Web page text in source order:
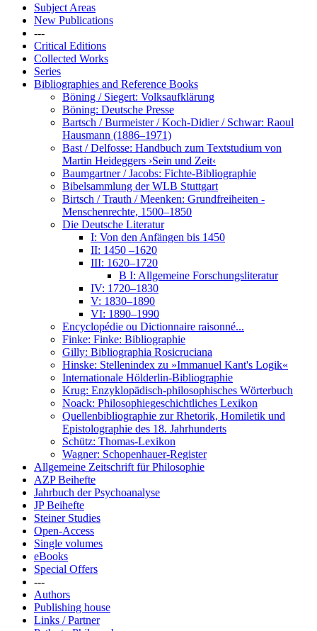
Subject Areas
New Publications
---
Critical Editions
Collected Works
Series
Bibliographies and Reference Books
Böning / Siegert: Volksaufklärung
Böning: Deutsche Presse
Bartsch / Burmeister / Koch-Didier / Schwar: Raoul
Hausmann (1886–1971)
Bast / Delfosse: Handbuch zum Textstudium von
Martin Heideggers ›Sein und Zeit‹
Baumgartner / Jacobs: Fichte-Bibliographie
Bibelsammlung der WLB Stuttgart
Birtsch / Trauth / Meenken: Grundfreiheiten -
Menschenrechte, 1500–1850
Die Deutsche Literatur
I: Von den Anfängen bis 1450
II: 1450 –1620
III: 1620–1720
B I: Allgemeine Forschungsliteratur
IV: 1720–1830
V: 1830–1890
VI: 1890–1990
Encyclopédie ou Dictionnaire raisonné...
Finke: Finke: Bibliographie
Gilly: Bibliographia Rosicruciana
Hinske: Stellenindex zu »Immanuel Kant's Logik«
Internationale Hölderlin-Bibliographie
Krug: Enzyklopädisch-philosophisches Wörterbuch
Noack: Philosophiegeschichtliches Lexikon
Quellenbibliographie zur Rhetorik, Homiletik und
Epistolographie des 18. Jahrhunderts
Schütz: Thomas-Lexikon
Wagner: Schopenhauer-Register
Allgemeine Zeitschrift für Philosophie
AZP Beihefte
Jahrbuch der Psychoanalyse
JP Beihefte
Steiner Studies
Open-Access
Single volumes
eBooks
Special Offers
---
Authors
Publishing house
Links / Partner